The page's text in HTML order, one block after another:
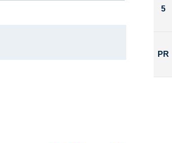
5
PR